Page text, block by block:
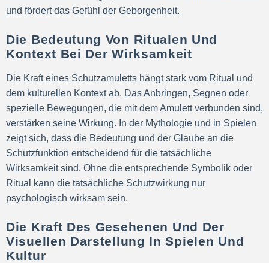
und fördert das Gefühl der Geborgenheit.
Die Bedeutung Von Ritualen Und
Kontext Bei Der Wirksamkeit
Die Kraft eines Schutzamuletts hängt stark vom Ritual und
dem kulturellen Kontext ab. Das Anbringen, Segnen oder
spezielle Bewegungen, die mit dem Amulett verbunden sind,
verstärken seine Wirkung. In der Mythologie und in Spielen
zeigt sich, dass die Bedeutung und der Glaube an die
Schutzfunktion entscheidend für die tatsächliche
Wirksamkeit sind. Ohne die entsprechende Symbolik oder
Ritual kann die tatsächliche Schutzwirkung nur
psychologisch wirksam sein.
Die Kraft Des Gesehenen Und Der
Visuellen Darstellung In Spielen Und
Kultur